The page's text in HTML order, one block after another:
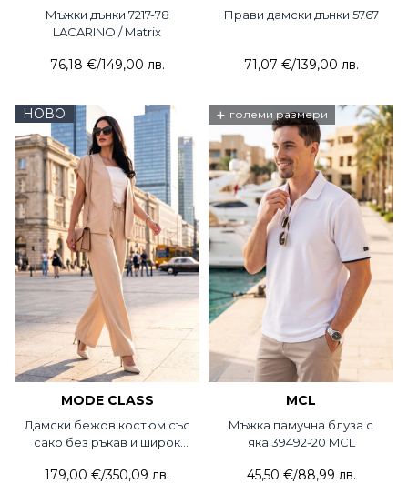
Мъжки дънки 7217-78
LACARINO / Matrix
76,18 €/149,00 лв.
Прави дамски дънки 5767
71,07 €/139,00 лв.
НОВО
MODE CLASS
Дамски бежов костюм със
сако без ръкав и широк
179,00 €/350,09 лв.
+ големи размери
MCL
Мъжка памучна блуза с
яка 39492-20 MCL
45,50 €/88,99 лв.